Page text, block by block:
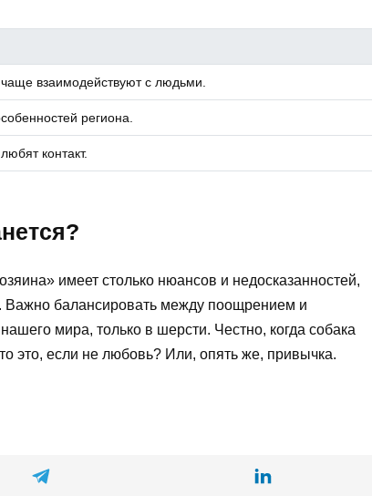
взаимодействуют с людьми.
региона.
контакт.
имеет столько нюансов и недосказанностей,
Важно балансировать между поощрением и
мира, только в шерсти. Честно, когда собака
это, если не любовь? Или, опять же, привычка.